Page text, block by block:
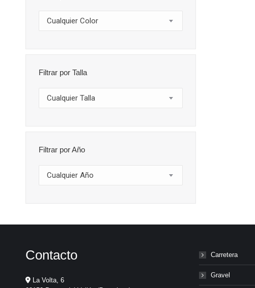
Cualquier Color
Filtrar por Talla
Cualquier Talla
Filtrar por Año
Cualquier Año
Contacto
La Volta, 6
Carretera
Gravel